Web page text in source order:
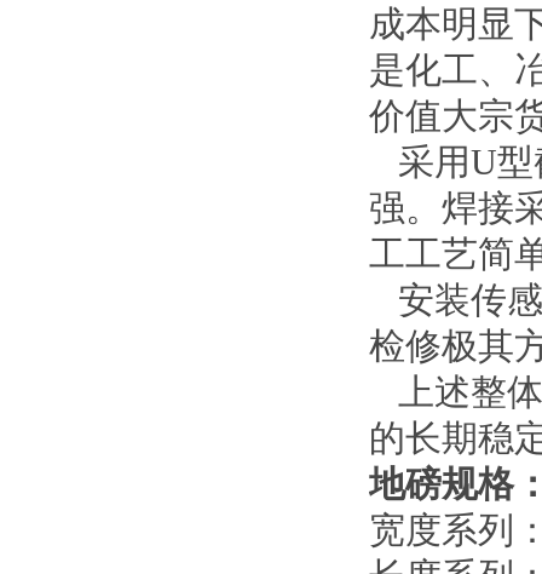
成本明显
是化工、
价值大宗
采用U型
强。焊接
工工艺简
安装传
检修极其
上述整
的长期稳
地磅规格
宽度系列